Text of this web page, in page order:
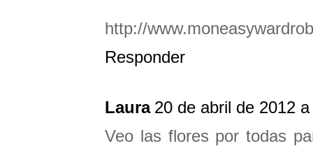
http://
Responder
Laura 20 de abril de 2012
Veo las flores por todas